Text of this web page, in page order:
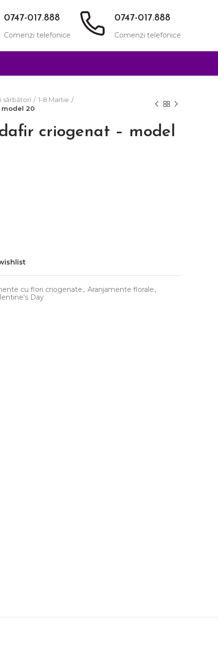
0747-017.888
Comenzi telefonice
0747-017.888
Comenzi telefonice
sărbători
1-8 Martie
model 20
criogenat – model
cu flori criogenate , Aranjamente florale ,
Day